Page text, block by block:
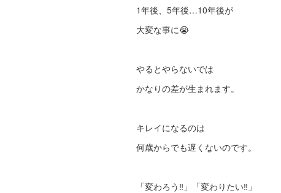
1年後、5年後…10年後が
大変な事に😭
やるとやらないでは
かなりの差が生まれます。
キレイになるのは
何歳からでも遅くないのです。
「変わろう‼︎」「変わりたい‼︎」